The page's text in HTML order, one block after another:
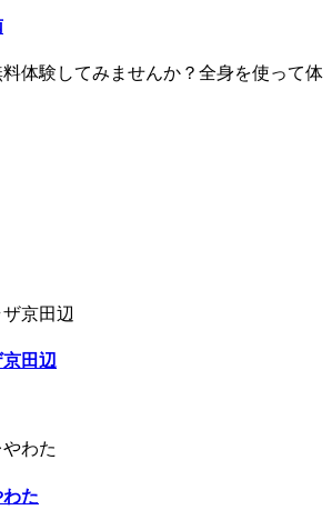
体験してみませんか？全身を使って体
田辺
た